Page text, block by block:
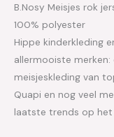
B.Nosy Meisjes rok
100% polyester
Hippe kinderkleding
allermooiste merken:
meisjeskleding van
Quapi en nog veel
laatste trends op het